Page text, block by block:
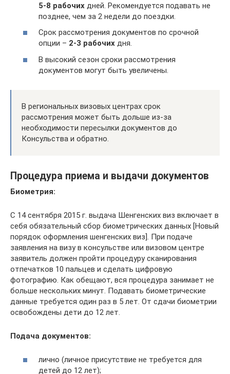
5-8 рабочих дней. Рекомендуется подавать не
позднее, чем за 2 недели до поездки.
Срок рассмотрения документов по срочной
опции – 2-3 рабочих дня.
В высокий сезон сроки рассмотрения
документов могут быть увеличены.
В региональных визовых центрах срок
рассмотрения может быть дольше из-за
необходимости пересылки документов до
Консульства и обратно.
Процедура приема и выдачи документов
Биометрия:
С 14 сентября 2015 г. выдача Шенгенских виз включает в
себя обязательный сбор биометрических данных [Новый
порядок оформления шенгенских виз]. При подаче
заявления на визу в консульстве или визовом центре
заявитель должен пройти процедуру сканирования
отпечатков 10 пальцев и сделать цифровую
фотографию. Как обещают, вся процедура занимает не
больше нескольких минут. Подавать биометрические
данные требуется один раз в 5 лет. От сдачи биометрии
освобождены дети до 12 лет.
Подача документов:
лично (личное присутствие не требуется для
детей до 12 лет);